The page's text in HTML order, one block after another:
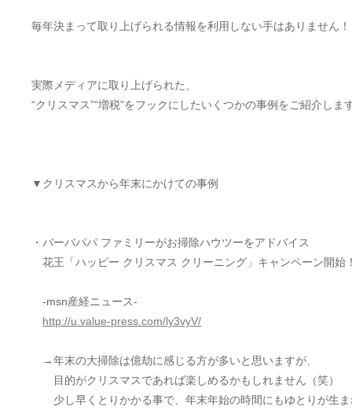
毎年決まって取り上げられる情報を利用しない手はありません！
実際メディアに取り上げられた、
“クリスマス”“増税”をフックにしたいくつかの事例をご紹介しま
▼クリスマスから年末にかけての事例
・バーバパパ ファミリーがお掃除ハウツーをアドバイス
花王「ハッピー クリスマス クリーニング」キャンペーン開始
-msn産経ニュース-
http://u.value-press.com/ly3vyV/
→年末の大掃除は億劫に感じる方が多いと思いますが、
目的がクリスマスであれば楽しめるかもしれません（笑）
少し早くとりかかる事で、年末年始の時間にもゆとりが生ま